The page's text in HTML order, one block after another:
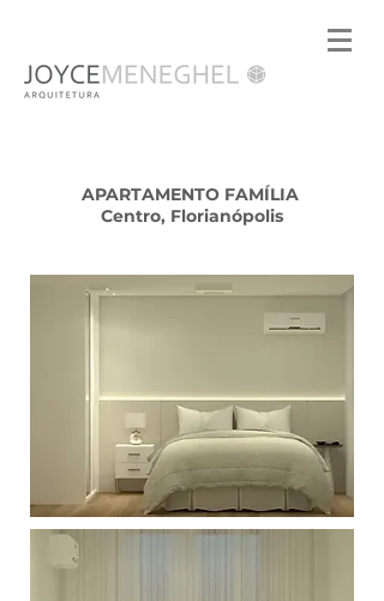
APARTAMENTO FAMÍLIA
Centro, Florianópolis